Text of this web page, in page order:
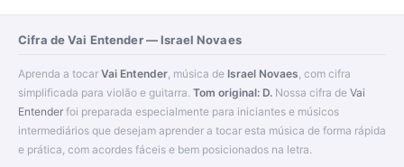
Cifra de Vai Entender — Israel Novaes
Aprenda a tocar Vai Entender , música de Israel Novaes , com cifra
simplificada para violão e guitarra. Tom original: D. Nossa cifra de Vai
Entender foi preparada especialmente para iniciantes e músicos
intermediários que desejam aprender a tocar esta música de forma rápida
e prática, com acordes fáceis e bem posicionados na letra.